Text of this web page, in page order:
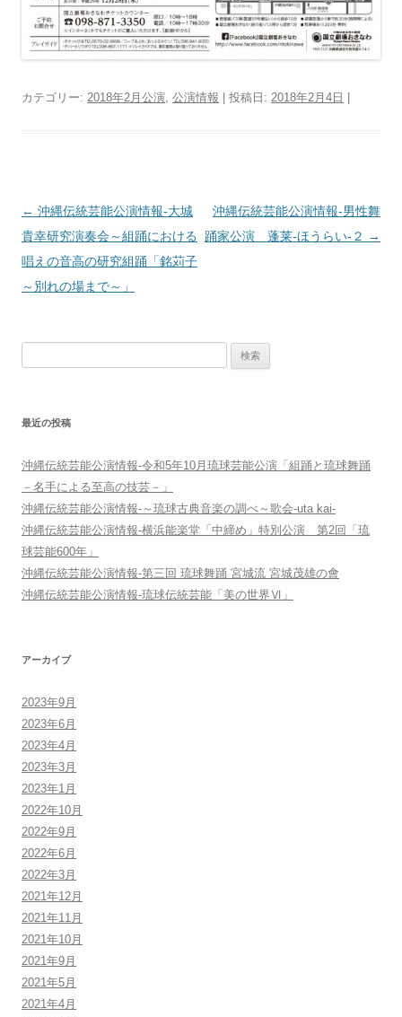
カテゴリー: 2018年2月公演 公演情報 | 投稿日: 2018年2月4日
投
稿
ナ
ビ
← 沖縄伝統芸能公演情報‐大城
貴幸研究演奏会～組踊における
唱えの音高の研究組踊「銘苅子
～別れの場まで～」
沖縄伝統芸能公演情報‐男性舞
踊家公演 蓬莱‐ほうらい‐２ →
最近の投稿
沖縄伝統芸能公演情報-令和5年10月琉球芸能公演「組踊と琉球舞踊
－名手による至高の技芸－」
沖縄伝統芸能公演情報-～琉球古典音楽の調べ～歌会-uta kai-
沖縄伝統芸能公演情報-横浜能楽堂「中締め」特別公演 第2回「琉
球芸能600年」
沖縄伝統芸能公演情報-第三回 琉球舞踊 宮城流 宮城茂雄の會
沖縄伝統芸能公演情報-琉球伝統芸能「美の世界Ⅵ」
アーカイブ
2023年9月
2023年6月
2023年4月
2023年3月
2023年1月
2022年10月
2022年9月
2022年6月
2022年3月
2021年12月
2021年11月
2021年10月
2021年9月
2021年5月
2021年4月